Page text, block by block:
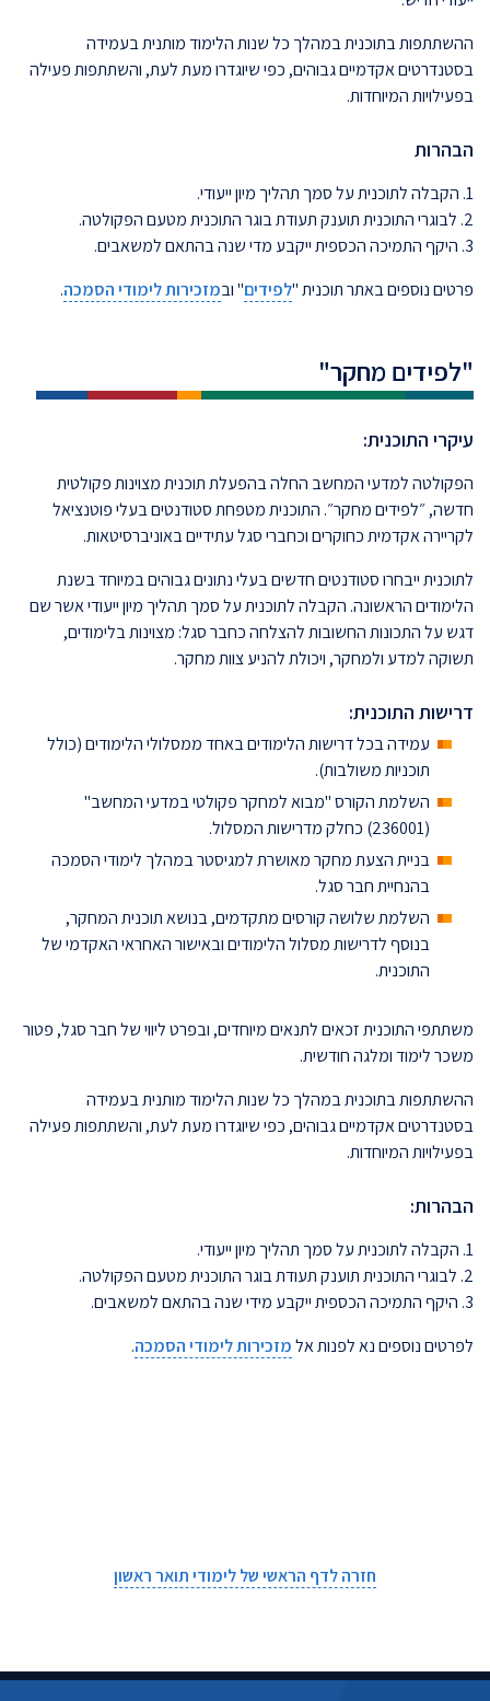
ההשתתפות בתוכנית במהלך כל שנות הלימוד מותנית בעמידה
בסטנדרטים אקדמיים גבוהים, כפי שיוגדרו מעת לעת, והשתתפות פעילה
בפעילויות המיוחדות.
הבהרות
1. הקבלה לתוכנית על סמך תהליך מיון ייעודי.
2. לבוגרי התוכנית תוענק תעודת בוגר התוכנית מטעם הפקולטה.
3. היקף התמיכה הכספית ייקבע מדי שנה בהתאם למשאבים.
פרטים נוספים באתר תוכנית "לפידים" ובמזכירות לימודי הסמכה.
"לפידים מחקר"
עיקרי התוכנית:
הפקולטה למדעי המחשב החלה בהפעלת תוכנית מצוינות פקולטית
חדשה, ״לפידים מחקר״. התוכנית מטפחת סטודנטים בעלי פוטנציאל
לקריירה אקדמית כחוקרים וכחברי סגל עתידיים באוניברסיטאות.
לתוכנית ייבחרו סטודנטים חדשים בעלי נתונים גבוהים במיוחד בשנת
הלימודים הראשונה. הקבלה לתוכנית על סמך תהליך מיון ייעודי אשר שם
דגש על התכונות החשובות להצלחה כחבר סגל: מצוינות בלימודים,
תשוקה למדע ולמחקר, ויכולת להניע צוות מחקר.
דרישות התוכנית:
עמידה בכל דרישות הלימודים באחד ממסלולי הלימודים (כולל
תוכניות משולבות).
השלמת הקורס "מבוא למחקר פקולטי במדעי המחשב"
(236001) כחלק מדרישות המסלול.
בניית הצעת מחקר מאושרת למגיסטר במהלך לימודי הסמכה
בהנחיית חבר סגל.
השלמת שלושה קורסים מתקדמים, בנושא תוכנית המחקר,
בנוסף לדרישות מסלול הלימודים ובאישור האחראי האקדמי של
התוכנית.
משתתפי התוכנית זכאים לתנאים מיוחדים, ובפרט ליווי של חבר סגל, פטור
משכר לימוד ומלגה חודשית.
ההשתתפות בתוכנית במהלך כל שנות הלימוד מותנית בעמידה
בסטנדרטים אקדמיים גבוהים, כפי שיוגדרו מעת לעת, והשתתפות פעילה
בפעילויות המיוחדות.
הבהרות:
1. הקבלה לתוכנית על סמך תהליך מיון ייעודי.
2. לבוגרי התוכנית תוענק תעודת בוגר התוכנית מטעם הפקולטה.
3. היקף התמיכה הכספית ייקבע מידי שנה בהתאם למשאבים.
לפרטים נוספים נא לפנות אלמזכירות לימודי הסמכה.
חזרה לדף הראשי של לימודי תואר ראשון